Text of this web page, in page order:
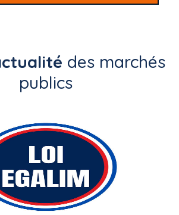
des marchés
publics